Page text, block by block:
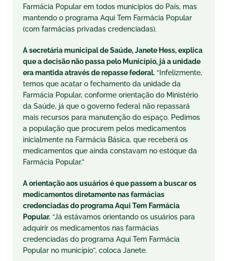
Farmácia Popular em todos municípios do País, mas
mantendo o programa Aqui Tem Farmácia Popular
(com farmácias privadas credenciadas).
A secretária municipal de Saúde, Janete Hess, explica
que a decisão não passa pelo Município, já a unidade
era mantida através de repasse federal. “Infelizmente,
temos que acatar o fechamento da unidade da
Farmácia Popular, conforme orientação do Ministério
da Saúde, já que o governo federal não repassará
mais recursos para manutenção do espaço. Pedimos
a população que procurem pelos medicamentos
inicialmente na Farmácia Básica, que receberá os
medicamentos que ainda constavam no estoque da
Farmácia Popular.”
A orientação aos usuários é que passem a buscar os
medicamentos diretamente nas farmácias
credenciadas do programa Aqui Tem Farmácia
Popular. “Já estávamos orientando os usuários para
adquirir os medicamentos nas farmácias
credenciadas do programa Aqui Tem Farmácia
Popular no município”, coloca Janete.